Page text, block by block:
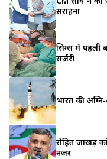
सराहना
सिम्स में पहली
सर्जरी
भारत की
रोहित जाखड़
नजर